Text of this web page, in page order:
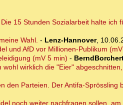
15 Stunden Sozialarbeit halte ich
Wahl. - Lenz-Hannover,
und AfD vor Millionen-Publikum
(mV 5 min) -
wirklich die "Eier"
den Parteien. Der Antifa-
noch weiter nachfragen sollen,